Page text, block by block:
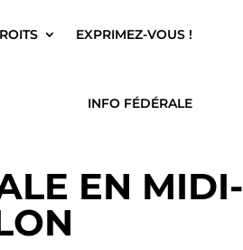
EXPRIMEZ-VOUS !
INFO FÉDÉRALE
EN MIDI-